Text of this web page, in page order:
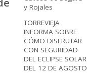
y Rojales
TORREVIEJA
INFORMA SOBRE
CÓMO DISFRUTAR
CON SEGURIDAD
DEL ECLIPSE SOLAR
DEL 12 DE AGOSTO